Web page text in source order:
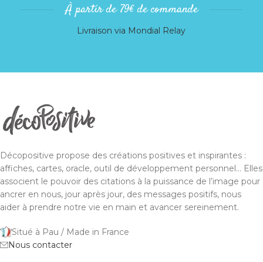
À partir de 79€ de commande
Livraison via Mondial Relay
Décopositive propose des créations positives et inspirantes :
affiches, cartes, oracle, outil de développement personnel... Elles
associent le pouvoir des citations à la puissance de l’image pour
ancrer en nous, jour après jour, des messages positifs, nous
aider à prendre notre vie en main et avancer sereinement.
Situé à Pau / Made in France
Nous contacter